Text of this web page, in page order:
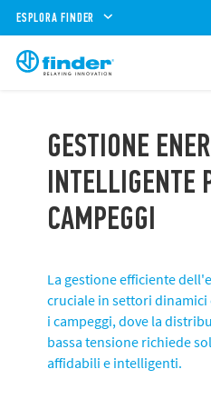
ESPLORA FINDER
GESTIONE
INTELLIGENTE
CAMPEGGI
La gestione efficiente
cruciale in settori dinamici
i campeggi, dove la
bassa tensione richiede
affidabili e intelligenti.